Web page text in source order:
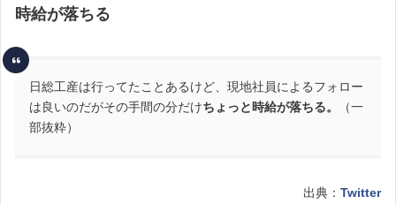
時給が落ちる
日総工産は行ってたことあるけど、現地社員によるフォロー
は良いのだがその手間の分だけちょっと時給が落ちる。
（一
部抜粋）
出典： Twitter